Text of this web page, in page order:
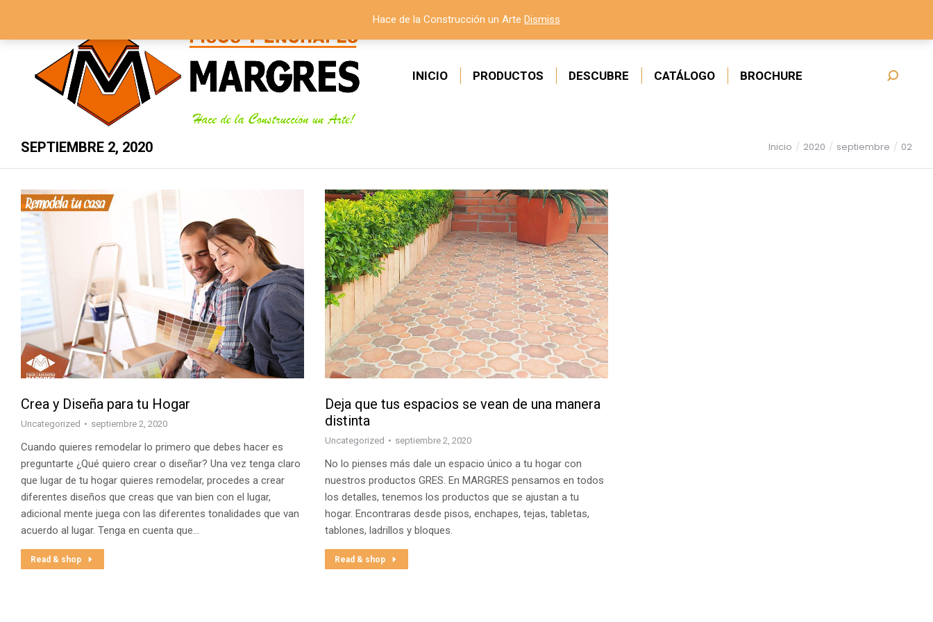
INICIO PRODUCTOS DESCUBRE CATÁLOGO BROCHURE
SEPTIEMBRE 2, 2020 Inicio 2020 septiembre 02
Crea y Diseña para tu Hogar
Uncategorized septiembre 2, 2020
Cuando quieres remodelar lo primero que debes hacer es
preguntarte ¿Qué quiero crear o diseñar? Una vez tenga claro
que lugar de tu hogar quieres remodelar, procedes a crear
diferentes diseños que creas que van bien con el lugar,
adicional mente juega con las diferentes tonalidades que van
acuerdo al lugar. Tenga en cuenta que…
Read & shop
Deja que tus espacios se vean de una manera
distinta
Uncategorized septiembre 2, 2020
No lo pienses más dale un espacio único a tu hogar con
nuestros productos GRES. En MARGRES pensamos en todos
los detalles, tenemos los productos que se ajustan a tu
hogar. Encontraras desde pisos, enchapes, tejas, tabletas,
tablones, ladrillos y bloques.
Read & shop
Hace de la Construcción un Arte Dismiss